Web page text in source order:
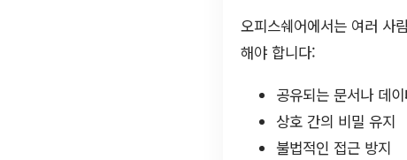
오피스쉐어에서는 여러 사
해야 합니다:
공유되는 문서나 데
상호 간의 비밀 유지
불법적인 접근 방지